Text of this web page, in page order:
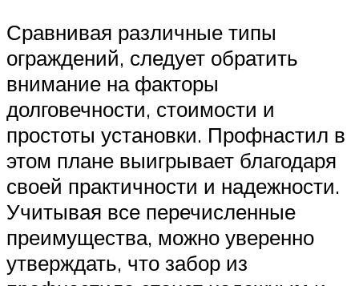
Сравнивая различные типы
ограждений, следует обратить
внимание на факторы
долговечности, стоимости и
простоты установки. Профнастил в
этом плане выигрывает благодаря
своей практичности и надежности.
Учитывая все перечисленные
преимущества, можно уверенно
утверждать, что забор из